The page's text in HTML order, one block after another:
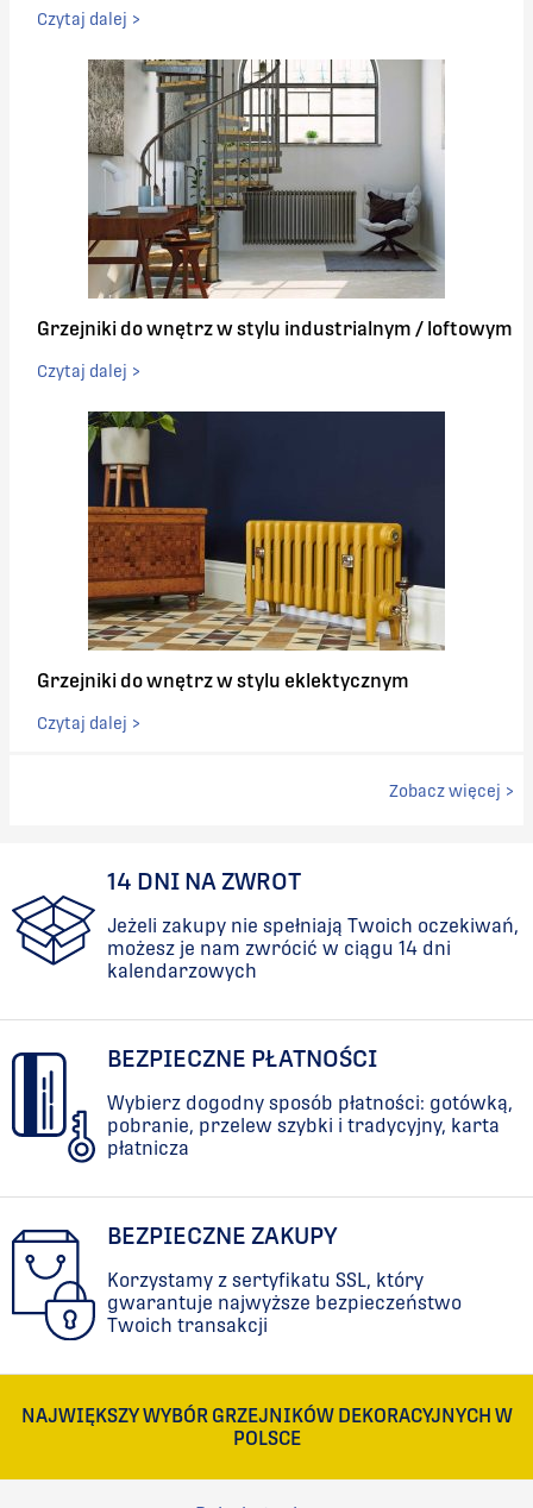
Czytaj dalej >
Grzejniki do wnętrz w stylu industrialnym / loftowym
Czytaj dalej >
Grzejniki do wnętrz w stylu eklektycznym
Czytaj dalej >
Zobacz więcej >
14 DNI NA ZWROT
Jeżeli zakupy nie spełniają Twoich oczekiwań,
możesz je nam zwrócić w ciągu 14 dni
kalendarzowych
BEZPIECZNE PŁATNOŚCI
Wybierz dogodny sposób płatności: gotówką,
pobranie, przelew szybki i tradycyjny, karta
płatnicza
BEZPIECZNE ZAKUPY
Korzystamy z sertyfikatu SSL, który
gwarantuje najwyższe bezpieczeństwo
Twoich transakcji
NAJWIĘKSZY WYBÓR GRZEJNIKÓW DEKORACYJNYCH W
POLSCE